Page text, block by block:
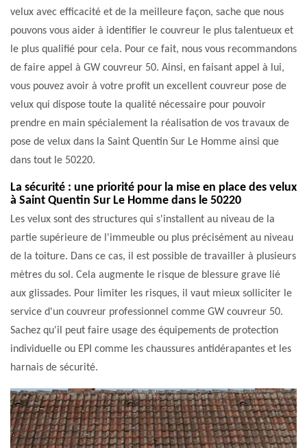
velux avec efficacité et de la meilleure façon, sache que nous
pouvons vous aider à identifier le couvreur le plus talentueux et
le plus qualifié pour cela. Pour ce fait, nous vous recommandons
de faire appel à GW couvreur 50. Ainsi, en faisant appel à lui,
vous pouvez avoir à votre profit un excellent couvreur pose de
velux qui dispose toute la qualité nécessaire pour pouvoir
prendre en main spécialement la réalisation de vos travaux de
pose de velux dans la Saint Quentin Sur Le Homme ainsi que
dans tout le 50220.
La sécurité : une priorité pour la mise en place des velux
à Saint Quentin Sur Le Homme dans le 50220
Les velux sont des structures qui s'installent au niveau de la
partie supérieure de l'immeuble ou plus précisément au niveau
de la toiture. Dans ce cas, il est possible de travailler à plusieurs
mètres du sol. Cela augmente le risque de blessure grave lié
aux glissades. Pour limiter les risques, il vaut mieux solliciter le
service d'un couvreur professionnel comme GW couvreur 50.
Sachez qu'il peut faire usage des équipements de protection
individuelle ou EPI comme les chaussures antidérapantes et les
harnais de sécurité.